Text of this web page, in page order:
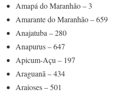
Amapá do Maranhão – 3
Amarante do Maranhão – 659
Anajatuba – 280
Anapurus – 647
Apicum-Açu – 197
Araguanã – 434
Araioses – 501